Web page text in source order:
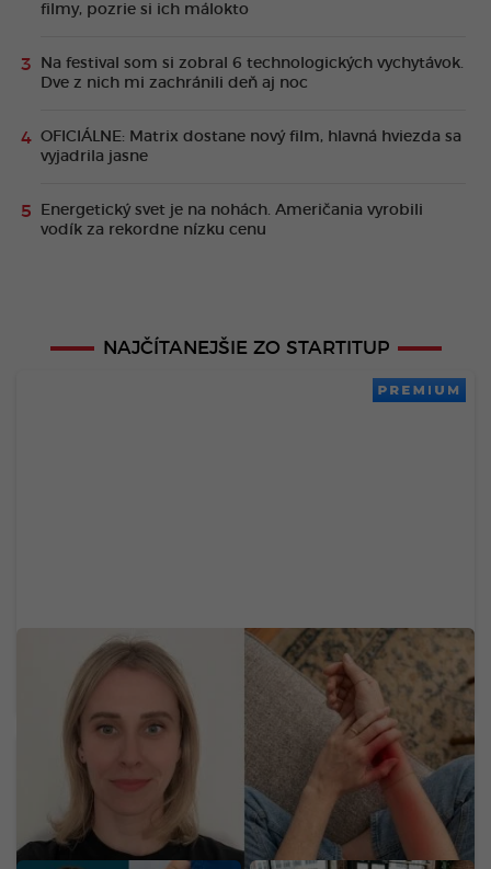
filmy, pozrie si ich málokto
Na festival som si zobral 6 technologických vychytávok.
Dve z nich mi zachránili deň aj noc
OFICIÁLNE: Matrix dostane nový film, hlavná hviezda sa
vyjadrila jasne
Energetický svet je na nohách. Američania vyrobili
vodík za rekordne nízku cenu
NAJČÍTANEJŠIE ZO STARTITUP
PREMIUM
Neurologička odporúča metódu 60-5-3-30:
Mravčenie v končatinách môže byť neškodnou
reakciou na tlak, ale aj varovným signálom